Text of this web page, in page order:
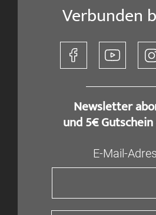
Verbunden
Newsletter
und 5€
E-Mail-